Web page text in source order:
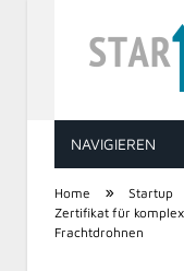
NAVIGIEREN
Home » Startup
Zertifikat für
Frachtdrohnen